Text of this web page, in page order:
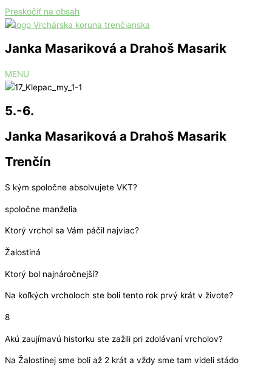
Preskočiť na obsah
Janka Masariková a Drahoš Masarik
MENU
5.-6.
Janka Masariková a Drahoš Masarik
Trenčín
S kým spoločne absolvujete VKT?
spoločne manželia
Ktorý vrchol sa Vám páčil najviac?
Žalostiná
Ktorý bol najnáročnejší?
Na koľkých vrcholoch ste boli tento rok prvý krát v živote?
8
Akú zaujímavú historku ste zažili pri zdolávaní vrcholov?
Na Žalostinej sme boli až 2 krát a vždy sme tam videli stádo